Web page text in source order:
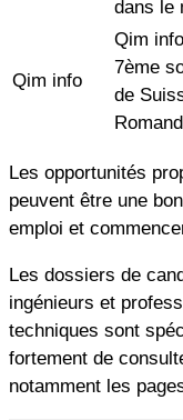
dans le
Qim info
Qim
7ème
de
Les opportunités
peuvent être une
emploi et
Les dossiers de
ingénieurs et
techniques sont
fortement de
notamment les